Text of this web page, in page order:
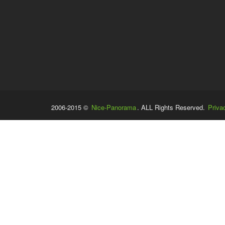
2006-2015 © Nice-Panorama. ALL Rights Reserved.